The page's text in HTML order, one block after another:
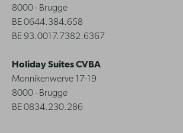
8000 - Brugge
BE 0644.384.658
BE 93.0017.7382.6367
Holiday Suites CVBA
Monnikenwerve 17-19
8000 - Brugge
BE 0834.230.286